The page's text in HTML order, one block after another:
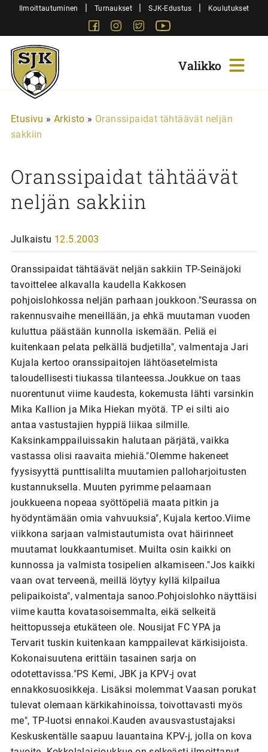
SiirryIlmoittautuminen | Turnaukset | SJK-Edustus | Koulutukset
FacebookInstagram
Twitter
Sjk-
Juniorit
Etusivu » Arkisto » Oranssipaidat tähtäävät neljän
sakkiin
Oranssipaidat tähtäävät
neljän sakkiin
Julkaistu 12.5.2003
Oranssipaidat tähtäävät neljän sakkiin TP-Seinäjoki
tavoittelee alkavalla kaudella Kakkosen
pohjoislohkossa neljän parhaan joukkoon."Seurassa on
rakennusvaihe meneillään, ja ehkä muutaman vuoden
kuluttua päästään kunnolla iskemään. Peliä ei
kuitenkaan pelata pelkällä budjetilla", valmentaja Jari
Kujala kertoo oranssipaitojen lähtöasetelmista
taloudellisesti tiukassa tilanteessa.Joukkue on taas
nuorentunut viime kaudesta, kokemusta lähti varsinkin
Mika Kallion ja Mika Hiekan myötä. TP ei silti aio
antaa vastustajien hyppiä liikaa silmille.
Kaksinkamppailuissakin halutaan pärjätä, vaikka
vastassa olisi raavaita miehiä."Olemme hakeneet
fyysisyyttä punttisalilta muutamien palloharjoitusten
kustannuksella. Muuten pyrimme pelaamaan
joukkueena nopeaa syöttöpeliä maata pitkin ja
hyödyntämään omia vahvuuksia", Kujala kertoo.Viime
viikkona sarjaan valmistautumista ovat häirinneet
muutamat loukkaantumiset. Muilta osin kaikki on
kunnossa ja valmista tosipelien alkamiseen."Jos kaikki
vaan ovat terveenä, meillä löytyy kyllä kilpailua
pelipaikoista", valmentaja sanoo.Pohjoislohko näyttäisi
viime kautta kovatasoisemmalta, eikä selkeitä
heittopusseja etukäteen ole. Nousijat FC YPA ja
Tervarit tuskin kuitenkaan kamppailevat kärkisijoista.
Kokonaisuutena erittäin tasainen sarja on
odotettavissa."PS Kemi, JBK ja KPV-j ovat
ennakkosuosikkeja. Lisäksi molemmat Vaasan porukat
tulevat olemaan kärkikahinoissa, toivottavasti myös
me", TP-luotsi ennakoi.Kauden avausvastustajaksi
Keskuskentälle saapuu lauantaina KPV-j, jolla on kova